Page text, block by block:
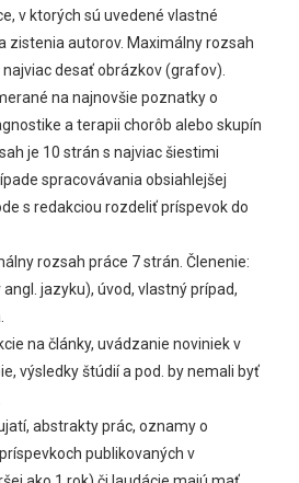
v ktorých sú uvedené vlastné
zistenia autorov. Maximálny rozsah
desať obrázkov (grafov).
na najnovšie poznatky o
a terapii chorôb alebo skupín
je 10 strán s najviac šiestimi
spracovávania obsiahlejšej
s redakciou rozdeliť príspevok do
rozsah práce 7 strán. Členenie:
jazyku), úvod, vlastný prípad,
na články, uvádzanie noviniek v
výsledky štúdií a pod. by nemali byť
abstrakty prác, oznamy o
publikovaných v